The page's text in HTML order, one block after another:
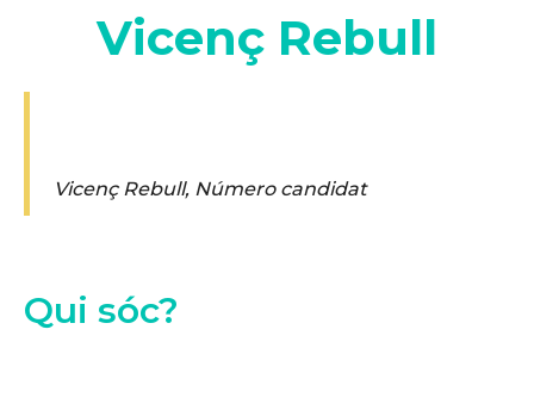
Vicenç Rebull
Vicenç Rebull, Número candidat
Qui sóc?